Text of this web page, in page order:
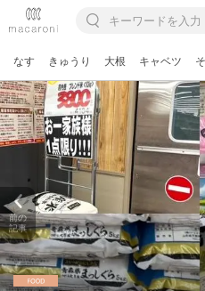
なす きゅうり 大根 キャベツ
前の
記事